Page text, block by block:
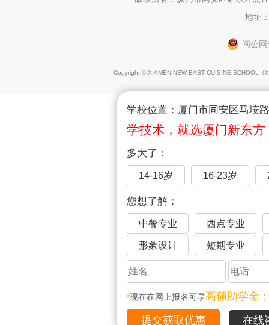
学校位置：厦门市同安区马垵
学技术，就选厦门新东方
多大了：
14-16岁 16-23岁
您想了解：
中餐专业 西点专业
形象设计 短期专业
*现在在网上报名可享高额助学金
在线
地址
闽公
Copyright © XIAMEN NEW EAST CUISINE SCHOOL（